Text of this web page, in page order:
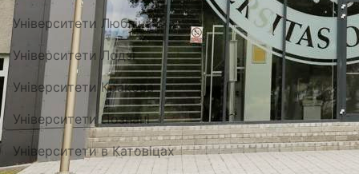
Університети Любліна
Університети Лодзі
Університети Кракова
Університети Познані
Університети в Катовіцах